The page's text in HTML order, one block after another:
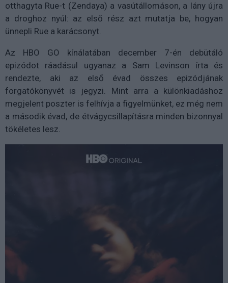
otthagyta Rue-t (Zendaya) a vasútállomáson, a lány újra
a droghoz nyúl: az első rész azt mutatja be, hogyan
ünnepli Rue a karácsonyt.
Az HBO GO kínálatában december 7-én debütáló
epizódot ráadásul ugyanaz a Sam Levinson írta és
rendezte, aki az első évad összes epizódjának
forgatókönyvét is jegyzi. Mint arra a különkiadáshoz
megjelent poszter is felhívja a figyelmünket, ez még nem
a második évad, de étvágycsillapításra minden bizonnyal
tökéletes lesz.